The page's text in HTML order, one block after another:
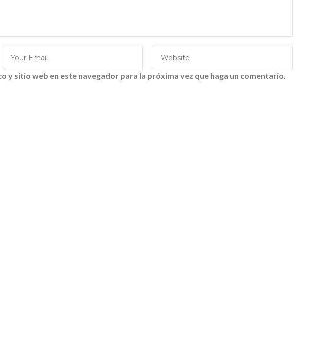
y sitio web en este navegador para la próxima vez que haga un comentario.